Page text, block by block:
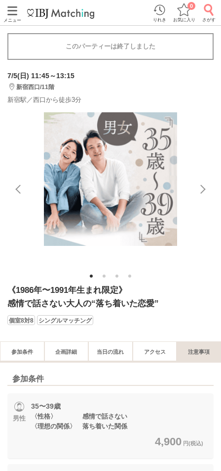
メニュー りれき お気に入り
0
さがす
このパーティーは終了しました
7/5(日) 11:45～13:15
新宿西口/11階
新宿駅／西口から徒歩3分
1 2 3 4
《1986年〜1991年生まれ限定》
感情で話さない大人の“落ち着いた恋愛”
個室8対8 シングルマッチング
参加条件 企画詳細 当日の流れ アクセス 注意事項
参加条件
男性
35〜39歳
〈性格〉 感情で話さない
〈理想の関係〉 落ち着いた関係
4,900 円(税込)